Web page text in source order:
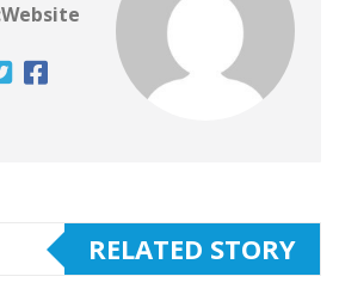
Website:
RELATED STORY